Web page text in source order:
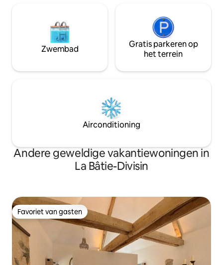
Zwembad
Gratis parkeren op
het terrein
Airconditioning
Andere geweldige vakantiewoningen in
La Bâtie-Divisin
Favoriet van gasten
Favoriet van gasten